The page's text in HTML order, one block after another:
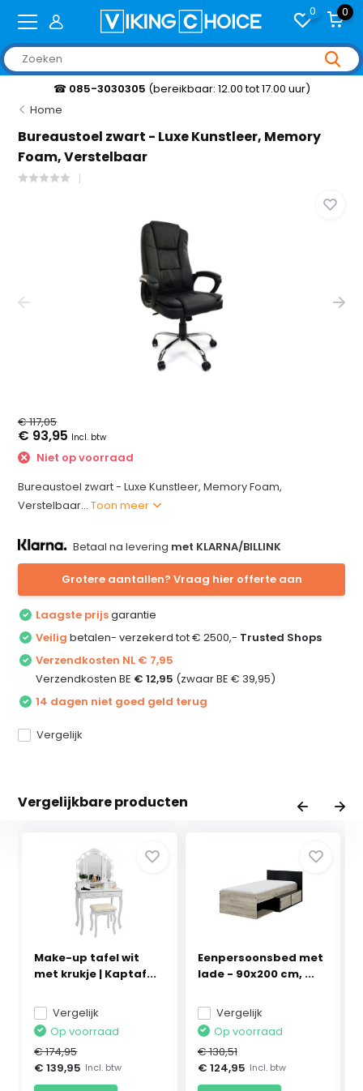
0 0
☎ 085-3030305 (bereikbaar: 12.00 tot 17.00 uur)
Home
Bureaustoel zwart - Luxe Kunstleer, Memory
Foam, Verstelbaar
€ 117,05
€ 93,95 Incl. btw
Niet op voorraad
Bureaustoel zwart - Luxe Kunstleer, Memory Foam,
Verstelbaar...Toon meer
Betaal na levering met KLARNA/BILLINK
Grotere aantallen? Vraag hier offerte aan
Laagste prijsgarantie
Veilig betalen- verzekerd tot € 2500,- Trusted Shops
Verzendkosten NL € 7,95
Verzendkosten BE € 12,95 (zwaar BE € 39,95)
14 dagen niet goed geld terug
Vergelijk
Vergelijkbare producten
Make-up tafel wit
met krukje | Kaptaf...
Vergelijk
Op voorraad
€ 174,95
€ 139,95 Incl. btw
Eenpersoonsbed met
lade - 90x200 cm, ...
Vergelijk
Op voorraad
€ 130,51
€ 124,95 Incl. btw